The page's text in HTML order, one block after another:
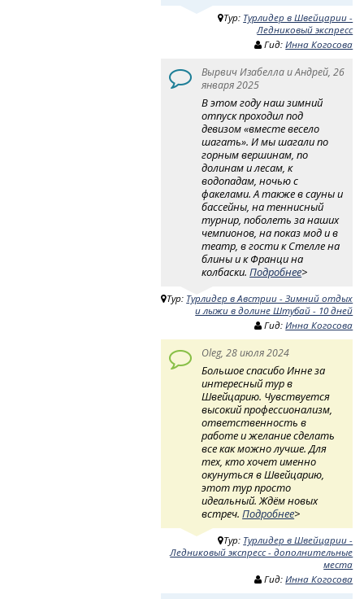
Тур: Турлидер в Швейцарии -
Ледниковый экспресс
Гид:Инна Когосова
Вырвич Изабелла и Андрей, 26
января 2025
В этом году наш зимний
отпуск проходил под
девизом «вместе весело
шагать». И мы шагали по
горным вершинам, по
долинам и лесам, к
водопадам, ночью с
факелами. А также в сауны и
бассейны, на теннисный
турнир, поболеть за наших
чемпионов, на показ мод и в
театр, в гости к Стелле на
блины и к Франци на
колбаски.Подробнее>
Тур: Турлидер в Австрии - Зимний отдых
и лыжи в долине Штубай - 10 дней
Гид:Инна Когосова
Oleg, 28 июля 2024
Большое спасибо Инне за
интересный тур в
Швейцарию. Чувствуется
высокий профессионализм,
ответственность в
работе и желание сделать
все как можно лучше. Для
тех, кто хочет именно
окунуться в Швейцарию,
этот тур просто
идеальный. Ждём новых
встреч.Подробнее>
Тур: Турлидер в Швейцарии -
Ледниковый экспресс - дополнительные
места
Гид:Инна Когосова